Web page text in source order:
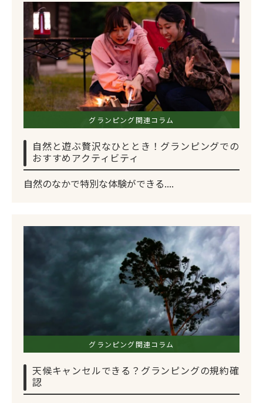
グランピング関連コラム
自然と遊ぶ贅沢なひととき！グランピングでの
おすすめアクティビティ
自然のなかで特別な体験ができる....
グランピング関連コラム
天候キャンセルできる？グランピングの規約確
認